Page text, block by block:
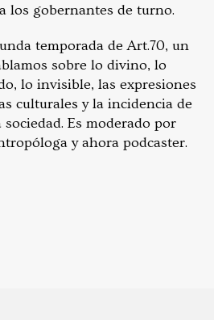
los gobernantes de turno.
temporada de Art.70, un
sobre lo divino, lo
lo invisible, las expresiones
culturales y la incidencia de
Es moderado por
y ahora podcaster.